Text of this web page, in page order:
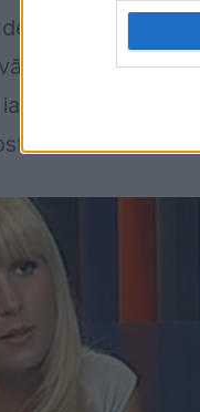
despre
în trecut faţă
despre Lazaroiu,
amenintat...